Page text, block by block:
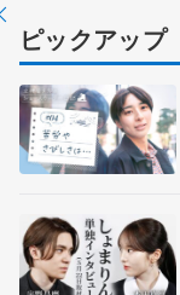
ピックアップ